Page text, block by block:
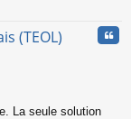
(TEOL)
La seule solution